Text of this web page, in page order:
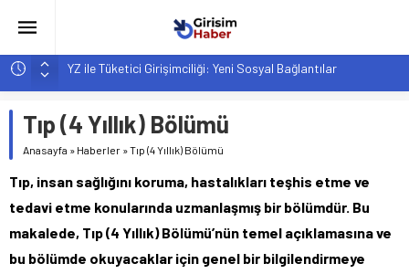
YZ ile Tüketici Girişimciliği: Yeni Sosyal Bağlantılar
Girişimciler İçin MYK Belgeli Personel İstihdamı Neden Artık
Bir Tercih Değil, Zorunluluk?
Hamle mi?
Girişimcilik ve Yaşam Tarzı: Şehir Değişiminin Nedenleri ve
Etkileri
Tıp (4 Yıllık) Bölümü
Anasayfa » Haberler »Tıp (4 Yıllık) Bölümü
Tıp, insan sağlığını koruma, hastalıkları teşhis etme ve
tedavi etme konularında uzmanlaşmış bir bölümdür. Bu
makalede, Tıp (4 Yıllık) Bölümü’nün temel açıklamasına ve
bu bölümde okuyacaklar için genel bir bilgilendirmeye